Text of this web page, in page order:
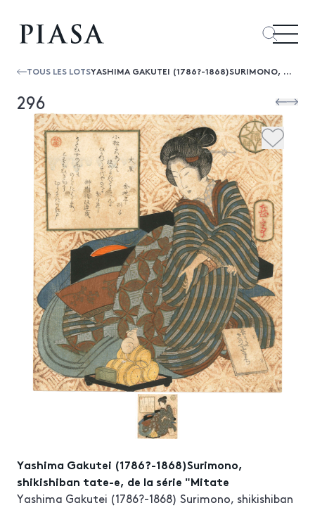
TOUS LES LOTS YASHIMA GAKUTEI (1786?-1868)SURIMONO, SHIKISHIBAN TATE-E, DE LA SÉRIE "MITATE
296
Yashima Gakutei (1786?-1868)Surimono,
shikishiban tate-e, de la série "Mitate
Yashima Gakutei (1786?-1868) Surimono, shikishiban